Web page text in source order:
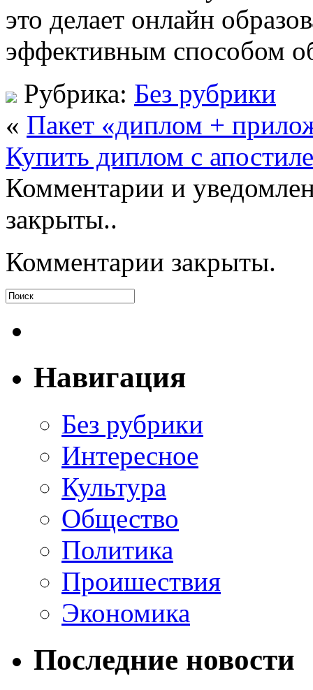
это делает онлайн
эффективным способом
Рубрика: Без рубрики
« Пакет «диплом +
Купить диплом с
Комментарии и
закрыты..
Комментарии закрыты.
Навигация
Без рубрики
Интересное
Культура
Общество
Политика
Проишествия
Экономика
Последние новости